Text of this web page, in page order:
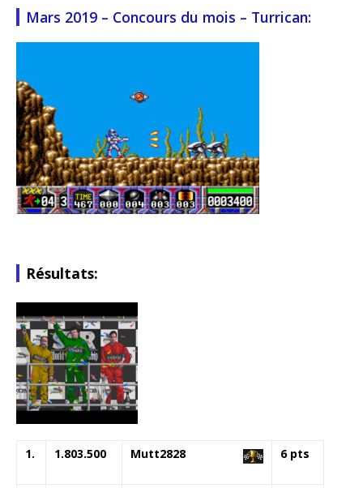
Mars 2019 – Concours du mois – Turrican:
Résultats:
1. 1.803.500 Mutt2828 6 pts